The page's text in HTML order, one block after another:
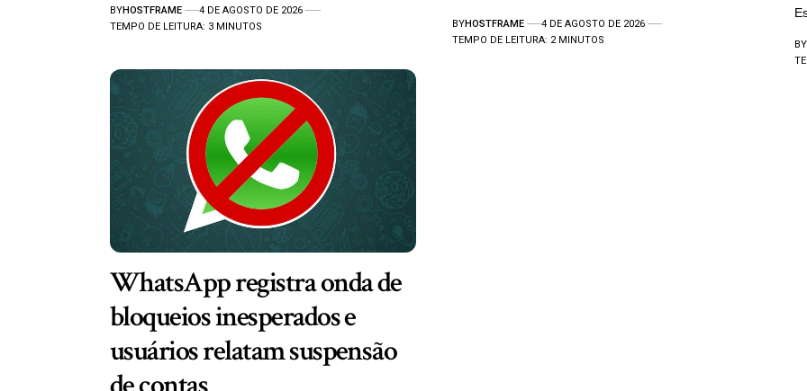
BYHOSTFRAME
4 DE AGOSTO DE 2026
TEMPO DE LEITURA: 3 MINUTOS
BYHOSTFRAME
4 DE AGOSTO DE 2026
TEMPO DE LEITURA: 2 MINUTOS
BY
WhatsApp registra onda de
bloqueios inesperados e
usuários relatam suspensão